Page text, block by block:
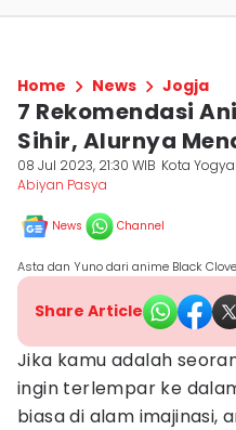
Home News Jogja
7 Rekomendasi
Sihir, Alurnya
08 Jul 2023, 21:30 WIB Kota
Abiyan Pasya
News Channel
Asta dan Yuno dari anime Black
Share Article
Jika kamu adalah
ingin terlempar ke
biasa di alam imajinasi,